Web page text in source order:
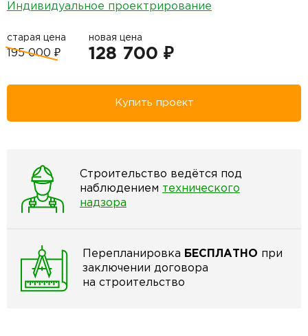
Индивидуальное проектрирование
старая цена
195 000 ₽
новая цена
128 700 ₽
Купить проект
Строительство ведётся под
наблюдением технического
надзора
Перепланировка БЕСПЛАТНО при
заключении договора
на строительство